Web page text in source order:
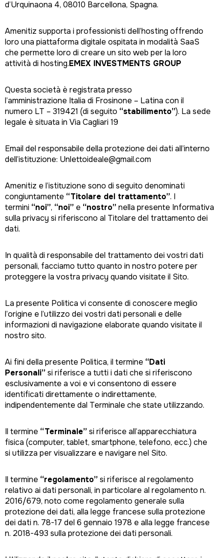
d’Urquinaona 4, 08010 Barcellona, Spagna.
Amenitiz supporta i professionisti dell’hosting offrendo
loro una piattaforma digitale ospitata in modalità SaaS
che permette loro di creare un sito web per la loro
attività di hosting.EMEX INVESTMENTS GROUP
Questa società è registrata presso
l’amministrazione Italia di Frosinone – Latina con il
numero LT – 319421 (di seguito “stabilimento”). La sede
legale è situata in Via Cagliari 19
Email del responsabile della protezione dei dati all’interno
dell’istituzione: Unlettoideale@gmail.com
Amenitiz e l’istituzione sono di seguito denominati
congiuntamente “Titolare del trattamento”. I
termini “noi”, “noi” e “nostro”nella presente Informativa
sulla privacy si riferiscono al Titolare del trattamento dei
dati.
In qualità di responsabile del trattamento dei vostri dati
personali, facciamo tutto quanto in nostro potere per
proteggere la vostra privacy quando visitate il Sito.
La presente Politica vi consente di conoscere meglio
l’origine e l’utilizzo dei vostri dati personali e delle
informazioni di navigazione elaborate quando visitate il
nostro sito.
Ai fini della presente Politica, il termine “Dati
Personali”si riferisce a tutti i dati che si riferiscono
esclusivamente a voi e vi consentono di essere
identificati direttamente o indirettamente,
indipendentemente dal Terminale che state utilizzando.
Il termine “Terminale”si riferisce all’apparecchiatura
fisica (computer, tablet, smartphone, telefono, ecc.) che
si utilizza per visualizzare e navigare nel Sito.
Il termine “regolamento”si riferisce al regolamento
relativo ai dati personali, in particolare al regolamento n.
2016/679, noto come regolamento generale sulla
protezione dei dati, alla legge francese sulla protezione
dei dati n. 78-17 del 6 gennaio 1978 e alla legge francese
n. 2018-493 sulla protezione dei dati personali.